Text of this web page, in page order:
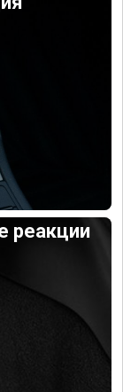
реакции